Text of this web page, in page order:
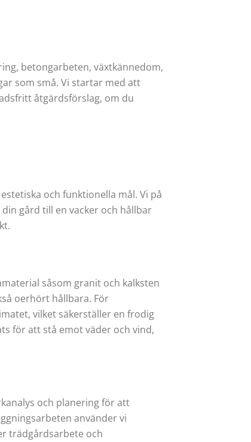
betongarbeten, växtkännedom,
som små. Vi startar med att
åtgärdsförslag, om du
och funktionella mål. Vi på
gård till en vacker och hållbar
såsom granit och kalksten
oerhört hållbara. För
vilket säkerställer en frodig
för att stå emot väder och vind,
och planering för att
använder vi
trädgårdsarbete och